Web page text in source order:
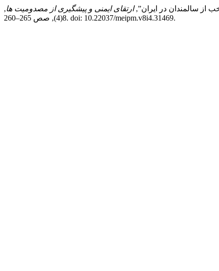
ارتقای ایمنی و پیشگیری از مصدومیت ها,
8(4), صص 265–260. doi: 10.22037/meipm.v8i4.31469.